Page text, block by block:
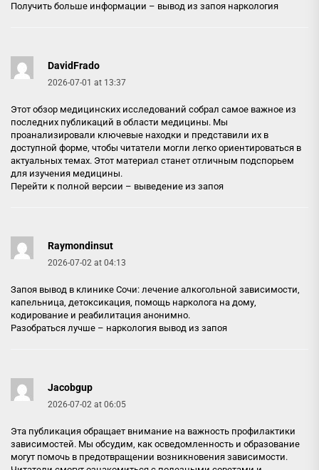
Получить больше информации – вывод из запоя наркология
DavidFrado
2026-07-01 at 13:37
Этот обзор медицинских исследований собрал самое важное из
последних публикаций в области медицины. Мы
проанализировали ключевые находки и представили их в
доступной форме, чтобы читатели могли легко ориентироваться в
актуальных темах. Этот материал станет отличным подспорьем
для изучения медицины.
Перейти к полной версии – выведение из запоя
Raymondinsut
2026-07-02 at 04:13
Запоя вывод в клинике Сочи: лечение алкогольной зависимости,
капельница, детоксикация, помощь нарколога на дому,
кодирование и реабилитация анонимно.
Разобраться лучше – наркология вывод из запоя
Jacobgup
2026-07-02 at 06:05
Эта публикация обращает внимание на важность профилактики
зависимостей. Мы обсудим, как осведомленность и образование
могут помочь в предотвращении возникновения зависимости.